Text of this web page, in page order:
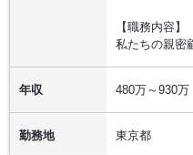
【職務内容】
私たちの親密
年収 480万～930万
勤務地 東京都